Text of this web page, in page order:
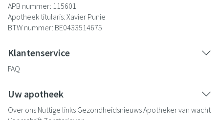
APB nummer: 115601
Apotheek titularis: Xavier Punie
BTW nummer: BE0433514675
Klantenservice
FAQ
Uw apotheek
Over ons Nuttige links GezondheidsnieuwsApotheker van wacht